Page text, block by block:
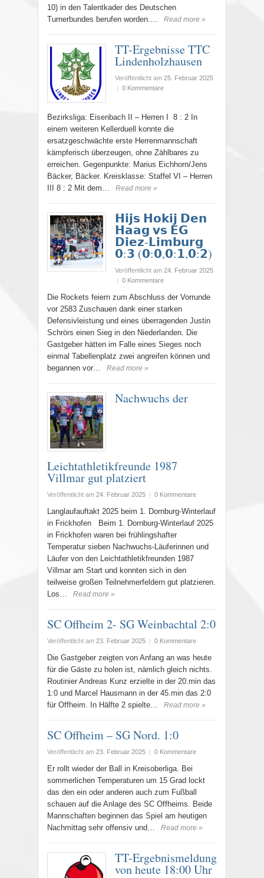
10) in den Talentkader des Deutschen
Turnerbundes berufen worden.…
Read more »
TT-Ergebnisse TTC
Lindenholzhausen
Veröffentlicht am 25. Februar 2025
| 0 Kommentare
Bezirksliga: Eisenbach II – Herren I 8 : 2 In
einem weiteren Kellerduell konnte die
ersatzgeschwächte erste Herrenmannschaft
kämpferisch überzeugen, ohne Zählbares zu
erreichen. Gegenpunkte: Marius Eichhorn/Jens
Bäcker, Bäcker. Kreisklasse: Staffel VI – Herren
III 8 : 2 Mit dem…
Read more »
𝗛𝗶𝗷𝘀 𝗛𝗼𝗸𝗶𝗷 𝗗𝗲𝗻
𝗛𝗮𝗮𝗴 𝘃𝘀 𝗘𝗚
𝗗𝗶𝗲𝘇-𝗟𝗶𝗺𝗯𝘂𝗿𝗴
𝟬:𝟯 (𝟬:𝟬,𝟬:𝟭,𝟬:𝟮)
Veröffentlicht am 24. Februar 2025
| 0 Kommentare
Die Rockets feiern zum Abschluss der Vorrunde
vor 2583 Zuschauen dank einer starken
Defensivleistung und eines überragenden Justin
Schrörs einen Sieg in den Niederlanden. Die
Gastgeber hätten im Falle eines Sieges noch
einmal Tabellenplatz zwei angreifen können und
begannen vor…
Read more »
Nachwuchs der
Leichtathletikfreunde 1987
Villmar gut platziert
Veröffentlicht am 24. Februar 2025 | 0 Kommentare
Langlaufauftakt 2025 beim 1. Dornburg-Winterlauf
in Frickhofen Beim 1. Dornburg-Winterlauf 2025
in Frickhofen waren bei frühlingshafter
Temperatur sieben Nachwuchs-Läuferinnen und
Läufer von den Leichtathletikfreunden 1987
Villmar am Start und konnten sich in den
teilweise großen Teilnehmerfeldern gut platzieren.
Los…
Read more »
SC Offheim 2- SG Weinbachtal 2:0
Veröffentlicht am 23. Februar 2025 | 0 Kommentare
Die Gastgeber zeigten von Anfang an was heute
für die Gäste zu holen ist, nämlich gleich nichts.
Routinier Andreas Kunz erzielte in der 20.min das
1:0 und Marcel Hausmann in der 45.min das 2:0
für Offheim. In Hälfte 2 spielte…
Read more »
SC Offheim – SG Nord. 1:0
Veröffentlicht am 23. Februar 2025 | 0 Kommentare
Er rollt wieder der Ball in Kreisoberliga. Bei
sommerlichen Temperaturen um 15 Grad lockt
das den ein oder anderen auch zum Fußball
schauen auf die Anlage des SC Offheims. Beide
Mannschaften beginnen das Spiel am heutigen
Nachmittag sehr offensiv und…
Read more »
TT-Ergebnismeldung
von heute 18:00 Uhr